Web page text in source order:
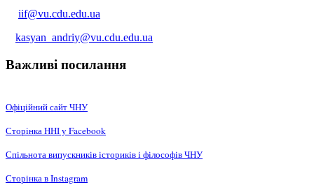
iif@vu.cdu.edu.ua
kasyan_andriy@vu.cdu.edu.ua
Важливі посилання
Офіційний сайт ЧНУ
Сторінка ННІ у Facebook
Спільнота випускників істориків і філософів ЧНУ
Сторінка в Instagram